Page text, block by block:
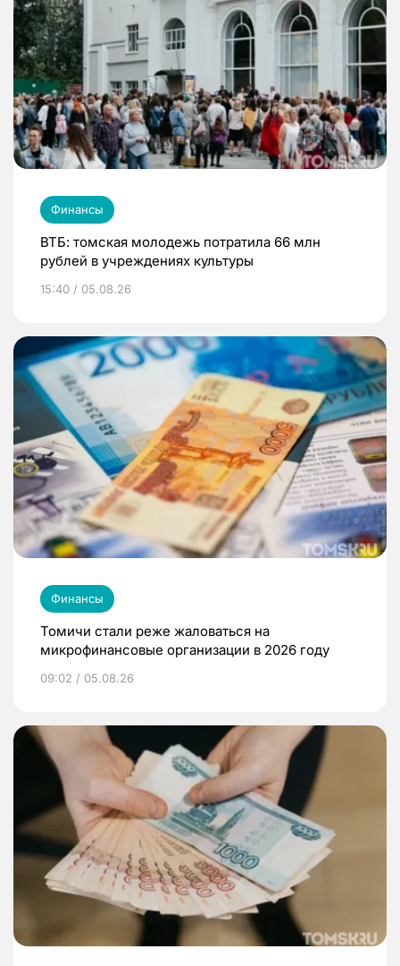
Финансы
ВТБ: томская молодежь потратила 66 млн
рублей в учреждениях культуры
15:40 / 05.08.26
Финансы
Томичи стали реже жаловаться на
микрофинансовые организации в 2026 году
09:02 / 05.08.26